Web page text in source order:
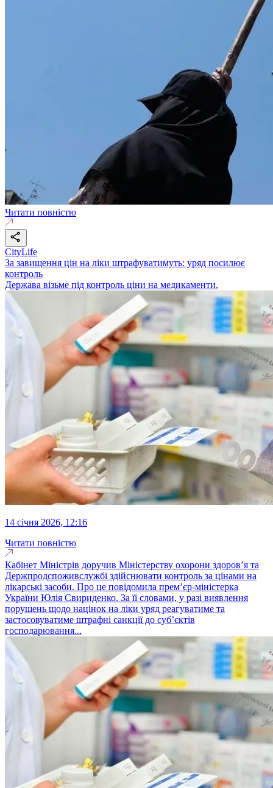
Читати повністю
CityLife
За завищення цін на ліки штрафуватимуть: уряд посилює
контроль
Держава візьме під контроль ціни на медикаменти.
14 січня 2026, 12:16
Читати повністю
Кабінет Міністрів доручив Міністерству охорони здоров’я та
Держпродспоживслужбі здійснювати контроль за цінами на
лікарські засоби. Про це повідомила прем’єр-міністерка
України Юлія Свириденко. За її словами, у разі виявлення
порушень щодо націнок на ліки уряд реагуватиме та
застосовуватиме штрафні санкції до суб’єктів
господарювання...